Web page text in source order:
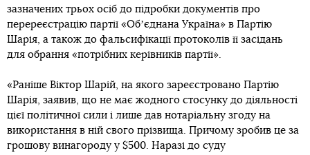
зазначених трьох осіб до підробки документів про
перереєстрацію партії «Обʼєднана Україна» в Партію
Шарія, а також до фальсифікації протоколів її засідань
для обрання «потрібних керівників партії».
«Раніше Віктор Шарій, на якого зареєстровано Партію
Шарія, заявив, що не має жодного стосунку до діяльності
цієї політичної сили і лише дав нотаріальну згоду на
використання в ній свого прізвища. Причому зробив це за
грошову винагороду у $500. Наразі до суду